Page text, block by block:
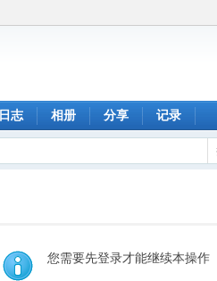
日志 相册 分享 记录
您需要先登录才能继续本操作